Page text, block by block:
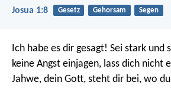
Josua 1:8 Gesetz Gehorsam Segen
Ich habe es dir gesagt! Sei stark und
keine Angst einjagen, lass dich nicht
Jahwe, dein Gott, steht dir bei, wo